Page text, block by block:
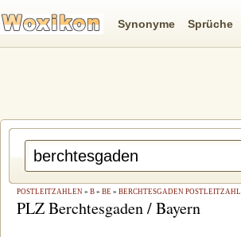
POSTLEITZAHLEN » B » BE » BERCHTESGADEN POSTLEITZAHL
PLZ Berchtesgaden / Bayern
Synonyme Sprüche